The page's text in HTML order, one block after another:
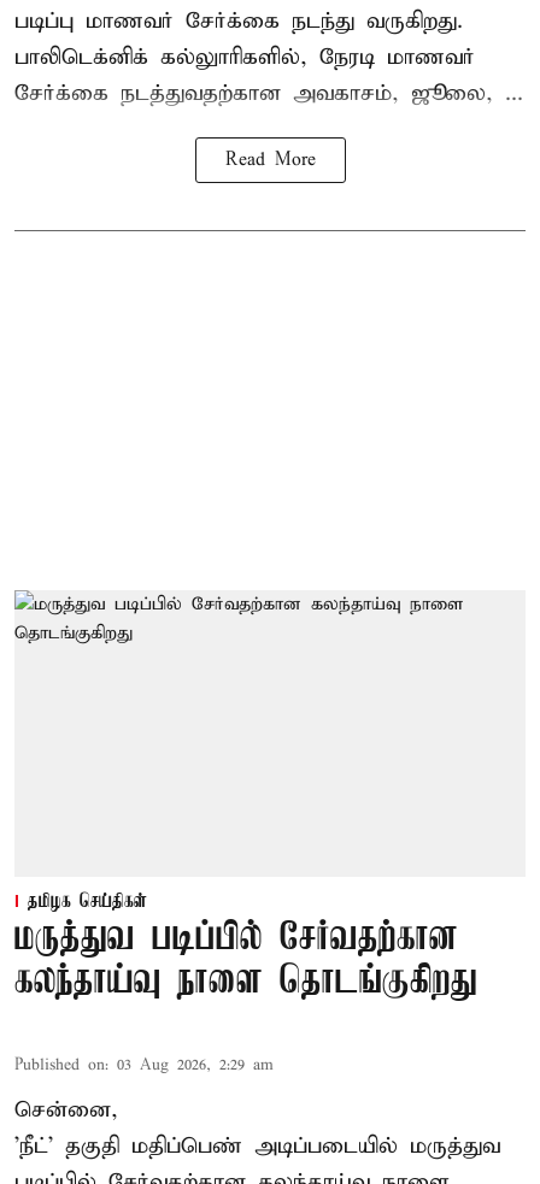
படிப்பு மாணவர் சேர்க்கை நடந்து வருகிறது.
பாலிடெக்னிக் கல்லுாரிகளில், நேரடி மாணவர்
சேர்க்கை நடத்துவதற்கான அவகாசம், ஜூலை, ...
Read More
தமிழக செய்திகள்
மருத்துவ படிப்பில் சேர்வதற்கான
கலந்தாய்வு நாளை தொடங்குகிறது
Published on: 03 Aug 2026, 2:29 am
சென்னை,
'நீட்' தகுதி மதிப்பெண் அடிப்படையில் மருத்துவ